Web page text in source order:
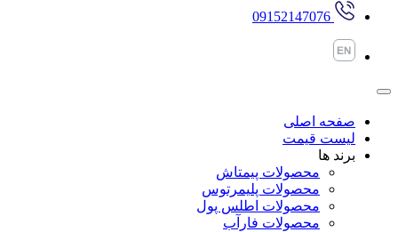
09152147076
صفحه اصلی
لیست قیمت
برند ها
محصولات پیمتاش
محصولات پلیمرتوس
محصولات اطلس پول
محصولات فارآب